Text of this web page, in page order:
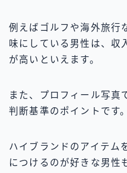
例えばゴルフや海外旅行
味にしている男性は、収
が高いといえます。
また、プロフィール写真
判断基準のポイントです。
ハイブランドのアイテム
につけるのが好きな男性